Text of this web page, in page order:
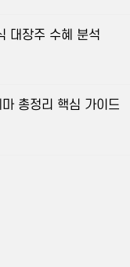
대장주 수혜 분석
총정리 핵심 가이드